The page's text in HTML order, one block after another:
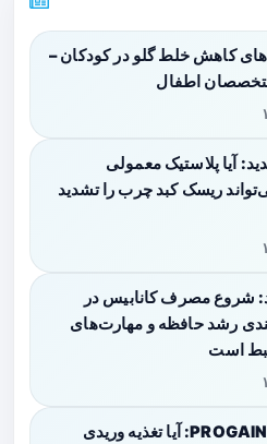
کاهش خلط گلو در کودکان –
اطفال
آیا پلاستیک معمولی
ریسک کبد چرب را تشدید
شروع مصرف کانابیس در
رشد حافظه و مهارت‌های
است
طرح‌آزمایی PROGAIN: آیا تغذیه وریدی